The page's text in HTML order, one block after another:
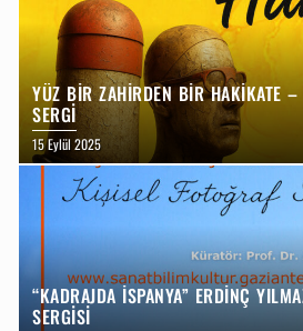
YÜZ BİR ZAHİRDEN BİR HAKİKATE
SERGİ
15 Eylül 2025
“KADRAJDA İSPANYA” ERDINÇ YILMAZ KIŞISEL FOTOĞRAF
SERGISI